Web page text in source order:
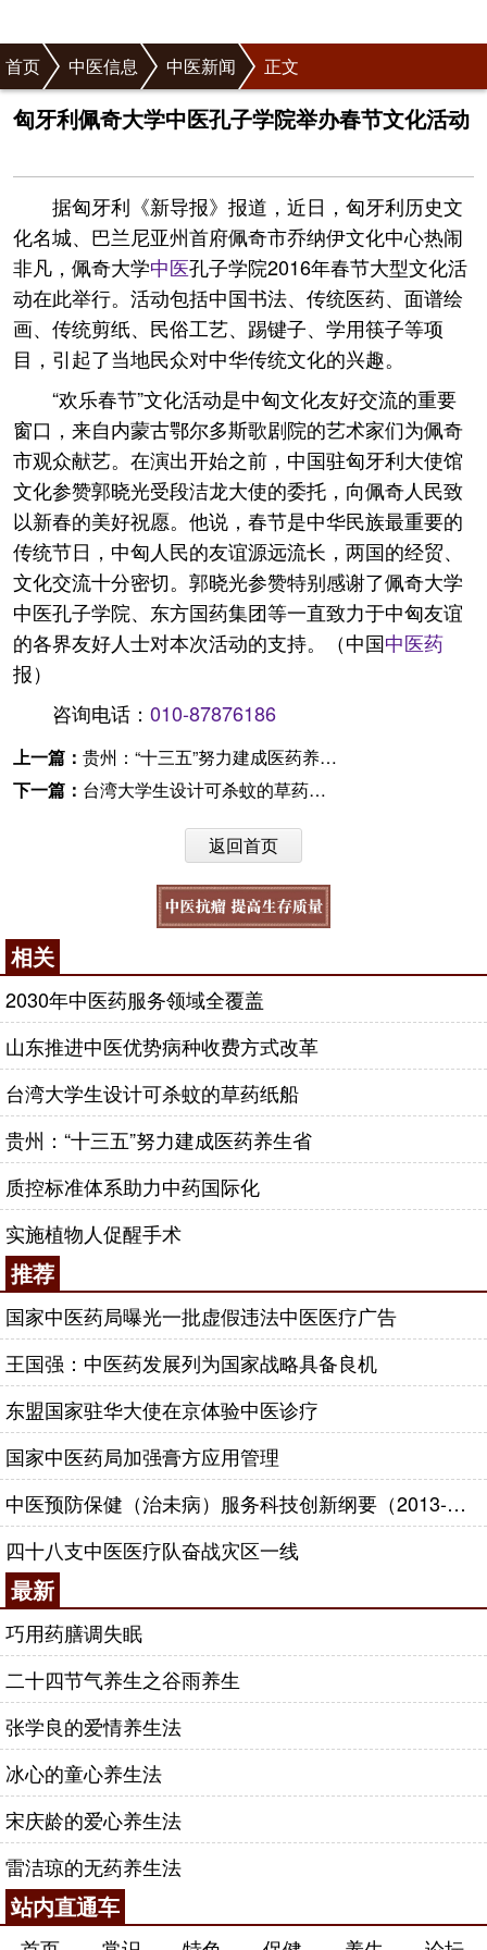
首页 中医信息 中医新闻 正文
匈牙利佩奇大学中医孔子学院举办春节文化活动
据匈牙利《新导报》报道，近日，匈牙利历史文
化名城、巴兰尼亚州首府佩奇市乔纳伊文化中心热闹
非凡，佩奇大学中医孔子学院2016年春节大型文化活
动在此举行。活动包括中国书法、传统医药、面谱绘
画、传统剪纸、民俗工艺、踢键子、学用筷子等项
目，引起了当地民众对中华传统文化的兴趣。
“欢乐春节”文化活动是中匈文化友好交流的重要
窗口，来自内蒙古鄂尔多斯歌剧院的艺术家们为佩奇
市观众献艺。在演出开始之前，中国驻匈牙利大使馆
文化参赞郭晓光受段洁龙大使的委托，向佩奇人民致
以新春的美好祝愿。他说，春节是中华民族最重要的
传统节日，中匈人民的友谊源远流长，两国的经贸、
文化交流十分密切。郭晓光参赞特别感谢了佩奇大学
中医孔子学院、东方国药集团等一直致力于中匈友谊
的各界友好人士对本次活动的支持。（中国中医药
报）
咨询电话： 010-87876186
上一篇： 贵州：“十三五”努力建成医药养生省
下一篇： 台湾大学生设计可杀蚊的草药纸船
返回首页
相关
2030年中医药服务领域全覆盖
山东推进中医优势病种收费方式改革
台湾大学生设计可杀蚊的草药纸船
贵州：“十三五”努力建成医药养生省
质控标准体系助力中药国际化
实施植物人促醒手术
推荐
国家中医药局曝光一批虚假违法中医医疗广告
王国强：中医药发展列为国家战略具备良机
东盟国家驻华大使在京体验中医诊疗
国家中医药局加强膏方应用管理
中医预防保健（治未病）服务科技创新纲要（2013-2020年）
四十八支中医医疗队奋战灾区一线
最新
巧用药膳调失眠
二十四节气养生之谷雨养生
张学良的爱情养生法
冰心的童心养生法
宋庆龄的爱心养生法
雷洁琼的无药养生法
站内直通车